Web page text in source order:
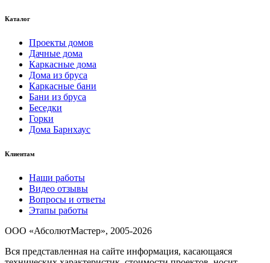
Каталог
Проекты домов
Дачные дома
Каркасные дома
Дома из бруса
Каркасные бани
Бани из бруса
Беседки
Горки
Дома Барнхаус
Клиентам
Наши работы
Видео отзывы
Вопросы и ответы
Этапы работы
ООО «АбсолютМастер», 2005-2026
Вся представленная на сайте информация, касающаяся